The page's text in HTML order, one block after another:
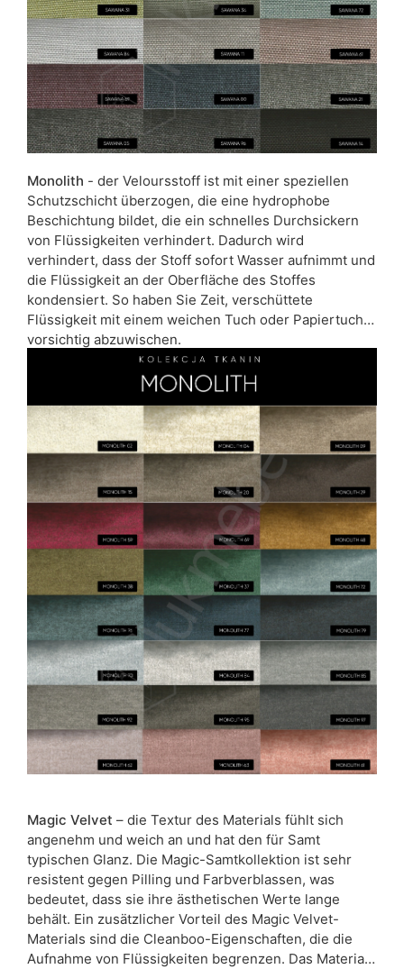
Monolith - der Veloursstoff ist mit einer speziellen
Schutzschicht überzogen, die eine hydrophobe
Beschichtung bildet, die ein schnelles Durchsickern
von Flüssigkeiten verhindert. Dadurch wird
verhindert, dass der Stoff sofort Wasser aufnimmt und
die Flüssigkeit an der Oberfläche des Stoffes
kondensiert. So haben Sie Zeit, verschüttete
Flüssigkeit mit einem weichen Tuch oder Papiertuch
vorsichtig abzuwischen.
Magic Velvet – die Textur des Materials fühlt sich
angenehm und weich an und hat den für Samt
typischen Glanz. Die Magic-Samtkollektion ist sehr
resistent gegen Pilling und Farbverblassen, was
bedeutet, dass sie ihre ästhetischen Werte lange
behält. Ein zusätzlicher Vorteil des Magic Velvet-
Materials sind die Cleanboo-Eigenschaften, die die
Aufnahme von Flüssigkeiten begrenzen. Das Material